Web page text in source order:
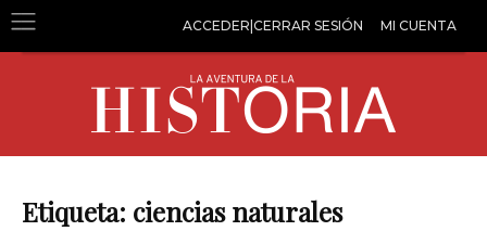
ACCEDER|CERRAR SESIÓN MI CUENTA
Etiqueta: ciencias naturales